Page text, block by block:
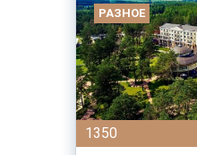
РАЗНОЕ
1350